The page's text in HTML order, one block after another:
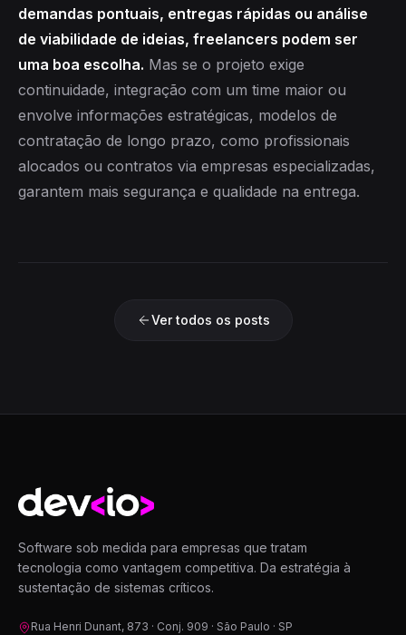
demandas pontuais, entregas rápidas ou análise
de viabilidade de ideias, freelancers podem ser
uma boa escolha. Mas se o projeto exige
continuidade, integração com um time maior ou
envolve informações estratégicas, modelos de
contratação de longo prazo, como profissionais
alocados ou contratos via empresas especializadas,
garantem mais segurança e qualidade na entrega.
Ver todos os posts
Devio
Software sob medida para empresas que tratam
tecnologia como vantagem competitiva. Da estratégia à
sustentação de sistemas críticos.
Rua Henri Dunant, 873 · Conj. 909 · São Paulo · SP